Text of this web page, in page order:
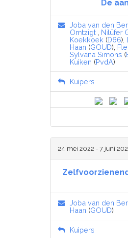
De
Joba van den
Omtzigt
Nilüfer
Koekkoek (D66),
Haan (GOUD),
Sylvana Simons (
Kuiken (PvdA)
Kuipers
24 mei 2022 - 7 juni
Joba van den
Haan (GOUD)
Kuipers